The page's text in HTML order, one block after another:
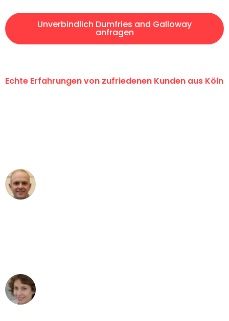
Unverbindlich Dumfries and Galloway
anfragen
Echte Erfahrungen von zufriedenen Kunden aus Köln